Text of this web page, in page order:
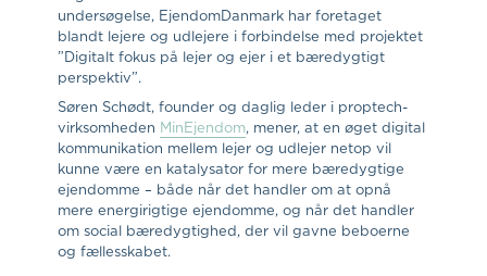
undersøgelse, EjendomDanmark har foretaget
blandt lejere og udlejere i forbindelse med projektet
”Digitalt fokus på lejer og ejer i et bæredygtigt
perspektiv”.
Søren Schødt, founder og daglig leder i proptech-
virksomheden MinEjendom, mener, at en øget digital
kommunikation mellem lejer og udlejer netop vil
kunne være en katalysator for mere bæredygtige
ejendomme – både når det handler om at opnå
mere energirigtige ejendomme, og når det handler
om social bæredygtighed, der vil gavne beboerne
og fællesskabet.